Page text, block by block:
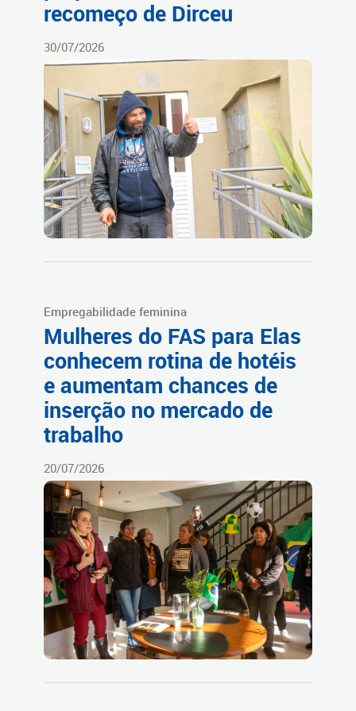
recomeço de Dirceu
30/07/2026
Empregabilidade feminina
Mulheres do FAS para Elas
conhecem rotina de hotéis
e aumentam chances de
inserção no mercado de
trabalho
20/07/2026